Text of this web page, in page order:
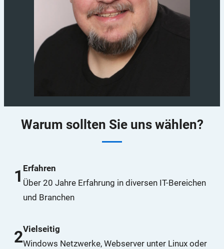
Warum sollten Sie uns wählen?
1 Erfahren
Über 20 Jahre Erfahrung in diversen IT-Bereichen
und Branchen
2Vielseitig
Windows Netzwerke, Webserver unter Linux oder